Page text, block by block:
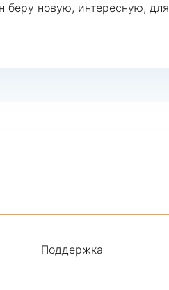
беру новую, интересную, для
Поддержка